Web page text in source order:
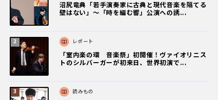
沼尻竜典「若手演奏家に古典と現代音楽を隔てる
壁はない」～「時を編む響」公演への誘...
レポート
「室内楽の環 音楽祭」初開催！ヴァイオリニス
トのシルバーガーが初来日、世界初演で...
読みもの